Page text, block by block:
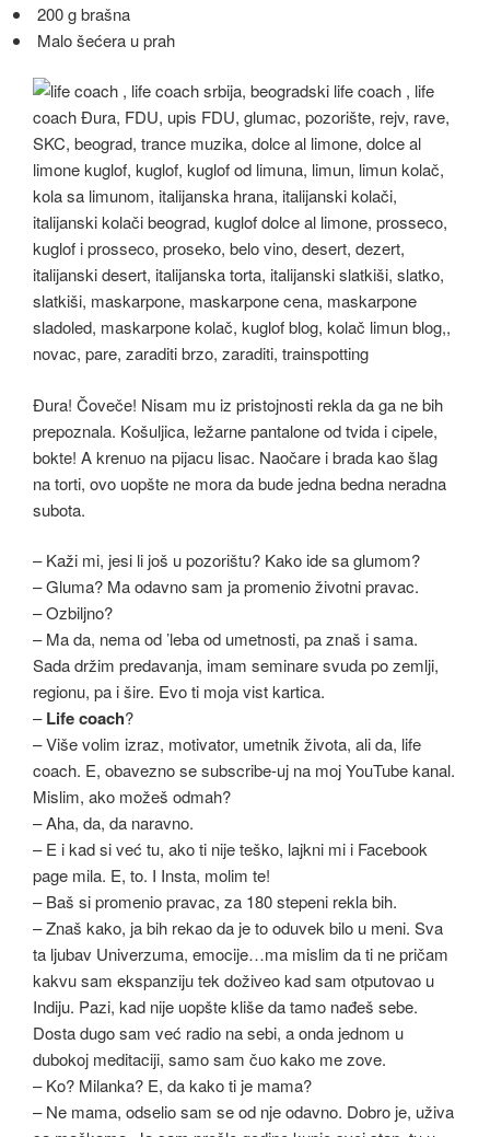
200 g brašna
Malo šećera u prah
Đura! Čoveče! Nisam mu iz pristojnosti rekla da ga ne bih
prepoznala. Košuljica, ležarne pantalone od tvida i cipele,
bokte! A krenuo na pijacu lisac. Naočare i brada kao šlag
na torti, ovo uopšte ne mora da bude jedna bedna neradna
subota.
– Kaži mi, jesi li još u pozorištu? Kako ide sa glumom?
– Gluma? Ma odavno sam ja promenio životni pravac.
– Ozbiljno?
– Ma da, nema od ’leba od umetnosti, pa znaš i sama.
Sada držim predavanja, imam seminare svuda po zemlji,
regionu, pa i šire. Evo ti moja vist kartica.
–Life coach?
– Više volim izraz, motivator, umetnik života, ali da, life
coach. E, obavezno se subscribe-uj na moj YouTube kanal.
Mislim, ako možeš odmah?
– Aha, da, da naravno.
– E i kad si već tu, ako ti nije teško, lajkni mi i Facebook
page mila. E, to. I Insta, molim te!
– Baš si promenio pravac, za 180 stepeni rekla bih.
– Znaš kako, ja bih rekao da je to oduvek bilo u meni. Sva
ta ljubav Univerzuma, emocije…ma mislim da ti ne pričam
kakvu sam ekspanziju tek doživeo kad sam otputovao u
Indiju. Pazi, kad nije uopšte kliše da tamo nađeš sebe.
Dosta dugo sam već radio na sebi, a onda jednom u
dubokoj meditaciji, samo sam čuo kako me zove.
– Ko? Milanka? E, da kako ti je mama?
– Ne mama, odselio sam se od nje odavno. Dobro je, uživa